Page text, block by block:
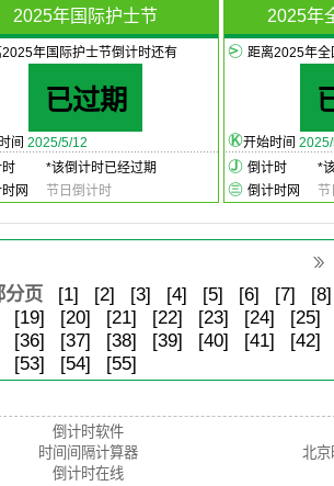
2025年国际护士节
年国际护士节倒计时还有
已过期
间 2025/5/12
*该倒计时已经过期
网
节日倒计时
2025年
距离2025年全
开始时间
倒计时
*
倒计时网
节
分页 [1] [2] [3] [4] [5] [6] [7] [8]
[19] [20] [21] [22] [23] [24] [25]
[36] [37] [38] [39] [40] [41] [42]
[53] [54] [55]
倒计时软件
时间间隔计算器
倒计时在线
北京